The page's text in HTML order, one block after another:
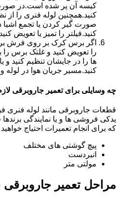
کیسه آن پر شده است.در صورت
کنید.همچنین لوله فنری را از
صورت گیر کردن یا تجمع
کنید.فیلتر را تمیز یا تعویض
اگر برس کرک بر روی فرش
را تعویض کنید و غلتک برس را
ها را در جایشان تنظیم کنید
کنید.مسیر جریان هوا در لوله
چه وسایلی برای تعمیر جاروبرقی
قطعات جاروبرقی مانند لوله فنری
یدکی فروشی ها و یا نمایندگی
که برای انجام تعمیرات احتیاج
پیچ گوشتی های مختلف
انبردست
مولتی متر
مراحل تعمیر